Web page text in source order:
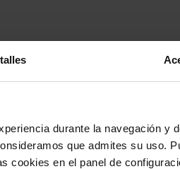
durante la navegación y
que admites su uso.
cookies en el panel de